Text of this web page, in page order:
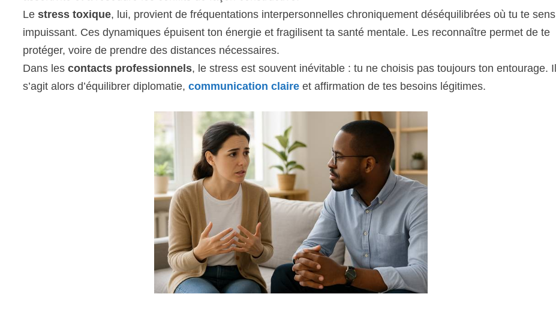
Lestress toxique, lui, provient de fréquentations interpersonnelles chroniquement déséquilibrées où tu te sens
impuissant. Ces dynamiques épuisent ton énergie et fragilisent ta santé mentale. Les reconnaître permet de te
protéger, voire de prendre des distances nécessaires.
Dans lescontacts professionnels, le stress est souvent inévitable : tu ne choisis pas toujours ton entourage. Il
s’agit alors d’équilibrer diplomatie,communication claire et affirmation de tes besoins légitimes.